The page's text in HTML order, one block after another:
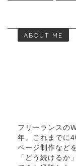
ABOUT ME
フリーランスの
年。これまでに
ページ制作など
「どう続ける